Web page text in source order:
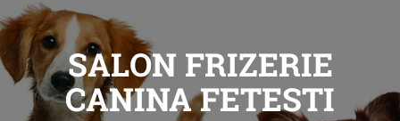
SALON FRIZERIE
CANINA FETESTI